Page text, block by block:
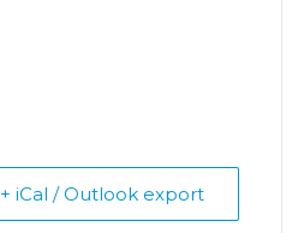
+ iCal / Outlook export